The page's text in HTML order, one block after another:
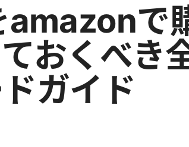
で
おくべき
ガイド